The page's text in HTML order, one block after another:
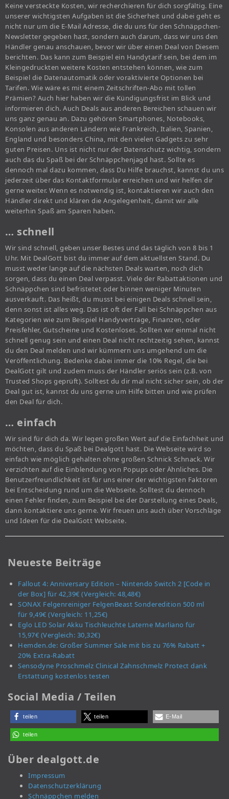
Keine versteckte Kosten, wir recherchieren für dich sorgfältig. Eine
unserer wichtigsten Aufgaben ist die Sicherheit und dabei geht es
nicht nur um die E-Mail Adresse, die du uns für den Schnäppchen-
Newsletter gegeben hast, sondern auch darum, dass wir uns den
Händler genau anschauen, bevor wir über einen Deal von Diesem
berichten. Das kann zum Beispiel ein Handytarif sein, bei dem im
Kleingedruckten weitere Kosten entstehen können, wie zum
Beispiel die Datenautomatik oder voraktivierte Optionen bei
Tarifen. Wie wäre es mit einem Zeitschriften-Abo mit tollen
Prämien? Auch hier haben wir die Kündigungsfrist im Blick und
informieren dich. Auch Deals aus anderen Bereichen schauen wir
uns ganz genau an. Dazu gehören Smartphones, Notebooks,
Konsolen aus anderen Ländern wie Frankreich, Italien, Spanien,
England und besonders China, mit den vielen Gadgets zu sehr
guten Preisen. Uns ist nicht nur der Datenschutz wichtig, sondern
auch das du Spaß bei der Schnäppchenjagd hast. Sollte es
dennoch mal dazu kommen, dass Du Hilfe brauchst, kannst du uns
jederzeit über das Kontaktformular erreichen und wir helfen dir
gerne weiter. Wenn es notwendig ist, kontaktieren wir auch den
Händler direkt und klären die Angelegenheit, damit wir alle
weiterhin Spaß am Sparen haben.
… schnell
Wir sind schnell, geben unser Bestes und das täglich von 8 bis 1
Uhr. Mit DealGott bist du immer auf dem aktuellsten Stand. Du
musst weder lange auf die nächsten Deals warten, noch dich
sorgen, dass du einen Deal verpasst. Viele der Rabattaktionen und
Schnäppchen sind befristetet oder binnen weniger Minuten
ausverkauft. Das heißt, du musst bei einigen Deals schnell sein,
denn sonst ist alles weg. Das ist oft der Fall bei Schnäppchen aus
Kategorien wie zum Beispiel Handyverträge, Finanzen, oder
Preisfehler, Gutscheine und Kostenloses. Sollten wir einmal nicht
schnell genug sein und einen Deal nicht rechtzeitig sehen, kannst
du den Deal melden und wir kümmern uns umgehend um die
Veröffentlichung. Bedenke dabei immer die 10% Regel, die bei
DealGott gilt und zudem muss der Händler seriös sein (z.B. von
Trusted Shops geprüft). Solltest du dir mal nicht sicher sein, ob der
Deal gut ist, kannst du uns gerne um Hilfe bitten und wie prüfen
den Deal für dich.
… einfach
Wir sind für dich da. Wir legen großen Wert auf die Einfachheit und
möchten, dass du Spaß bei Dealgott hast. Die Webseite wird so
einfach wie möglich gehalten ohne großen Schnick Schnack. Wir
verzichten auf die Einblendung von Popups oder Ähnliches. Die
Benutzerfreundlichkeit ist für uns einer der wichtigsten Faktoren
bei Entscheidung rund um die Webseite. Solltest du dennoch
einen Fehler finden, zum Beispiel bei der Darstellung eines Deals,
dann kontaktiere uns gerne. Wir freuen uns auch über Vorschläge
und Ideen für die DealGott Webseite.
Neueste Beiträge
Fallout 4: Anniversary Edition – Nintendo Switch 2 [Code in
der Box] für 42,39€ (Vergleich: 48,48€)
SONAX Felgenreiniger FelgenBeast Sonderedition 500 ml
für 9,49€ (Vergleich: 11,25€)
Eglo LED Solar Akku Tischleuchte Laterne Marliano für
15,97€ (Vergleich: 30,32€)
Hemden.de: Großer Summer Sale mit bis zu 76% Rabatt +
20% Extra-Rabatt
Sensodyne Proschmelz Clinical Zahnschmelz Protect dank
Erstattung kostenlos testen
Social Media / Teilen
teilen teilen E-Mail
teilen
Über dealgott.de
Impressum
Datenschutzerklärung
Schnäppchen melden